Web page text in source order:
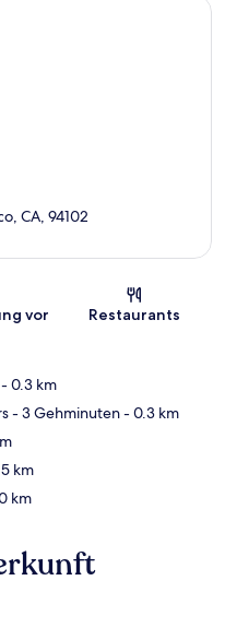
CA, 94102
vor
Restaurants
- 0.3 km
- 3 Gehminuten- 0.3 km
km
km